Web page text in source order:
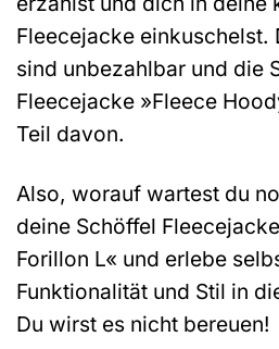
Fleecejacke einkuschelst.
sind unbezahlbar und die
Fleecejacke »Fleece
Teil davon.
Also, worauf wartest du
deine Schöffel
Forillon L« und erlebe
Funktionalität und Stil in
Du wirst es nicht bereuen!